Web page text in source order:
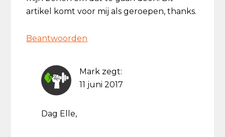
artikel komt voor mij als geroepen, thanks.
Beantwoorden
Mark zegt:
11 juni 2017
Dag Elle,